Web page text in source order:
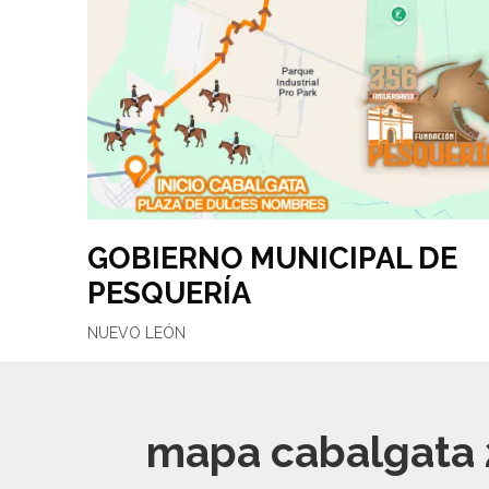
GOBIERNO MUNICIPAL DE
PESQUERÍA
NUEVO LEÓN
mapa cabalgata